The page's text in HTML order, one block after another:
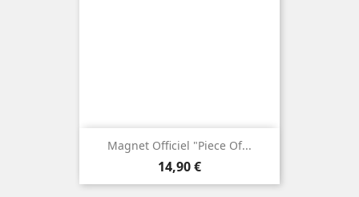
Magnet Officiel "Piece Of...
Prix
14,90 €